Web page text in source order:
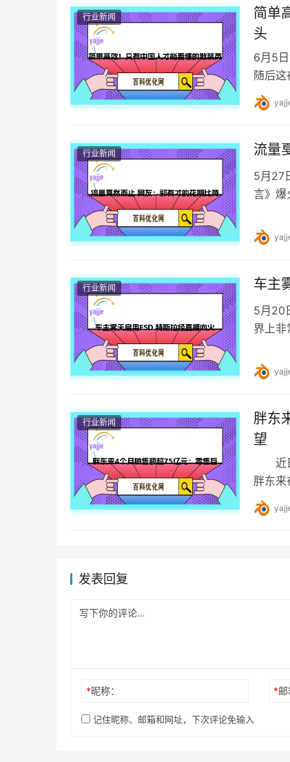
行业新闻
简单
头
6月5
随后
俊不
行业新闻 流量
5月27
言》爆
行业新闻 车主
5月20
界上
行业新闻
胖东
望
近日
胖东来
市场
发表回复
*昵称： *邮
记住昵称、邮箱和网址，下次评论免输入